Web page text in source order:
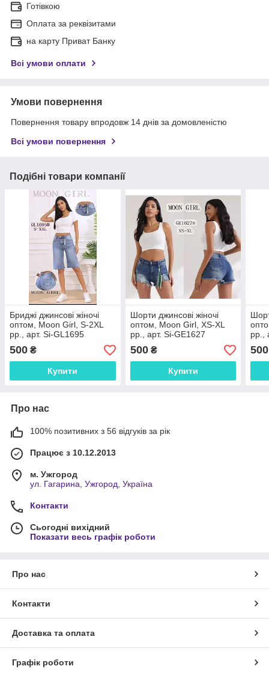
Готівкою
Оплата за реквізитами
на карту Приват Банку
Всі умови оплати
Умови повернення
Повернення товару впродовж 14 днів за домовленістю
Всі умови повернення
Подібні товари компанії
Бриджі джинсові жіночі
оптом, Moon Girl, S-2XL
рр., арт. Si-GL1695
500 ₴
Купити
Шорти джинсові жіночі
оптом, Moon Girl, XS-XL
рр., арт. Si-GE1627
500₴
Купити
рр.,
500
Про нас
100% позитивних з 56 відгуків за рік
Працює з 10.12.2013
м. Ужгород
ул. Гагарина, Ужгород, Україна
Контакти
Сьогодні вихідний
Показати весь графік роботи
Про нас
Контакти
Доставка та оплата
Графік роботи